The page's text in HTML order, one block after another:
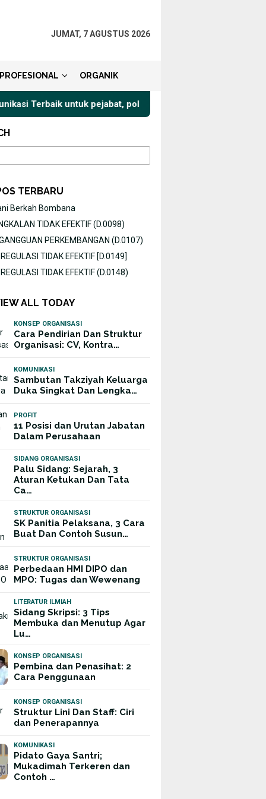
JUMAT, 7 AGUSTUS 2026
PROFESIONAL ORGANIK
untuk pejabat, politisi, akademisi, Publik Speaker Rp
TERBARU
Berkah Bombana
TIDAK EFEKTIF (D.0098)
PERKEMBANGAN (D.0107)
TIDAK EFEKTIF [D.0149]
TIDAK EFEKTIF (D.0148)
ALL TODAY
KONSEP ORGANISASI
Cara Pendirian Dan Struktur
Organisasi: CV, Kontra…
KOMUNIKASI
Sambutan Takziyah Keluarga
Duka Singkat Dan Lengka…
PROFIT
11 Posisi dan Urutan Jabatan
Dalam Perusahaan
SIDANG ORGANISASI
Palu Sidang: Sejarah, 3
Aturan Ketukan Dan Tata
Ca…
STRUKTUR ORGANISASI
SK Panitia Pelaksana, 3 Cara
Buat Dan Contoh Susun…
STRUKTUR ORGANISASI
Perbedaan HMI DIPO dan
MPO: Tugas dan Wewenang
LITERATUR ILMIAH
Sidang Skripsi: 3 Tips
Membuka dan Menutup Agar
Lu…
KONSEP ORGANISASI
Pembina dan Penasihat: 2
Cara Penggunaan
KONSEP ORGANISASI
Struktur Lini Dan Staff: Ciri
dan Penerapannya
KOMUNIKASI
Pidato Gaya Santri;
Mukadimah Terkeren dan
Contoh …